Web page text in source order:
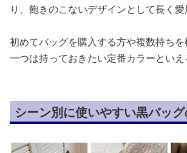
り、飽きのこないデザインとして長く愛
初めてバッグを購入する方や複数持ちを
一つは持っておきたい定番カラーといえ
シーン別に使いやすい黒バッ